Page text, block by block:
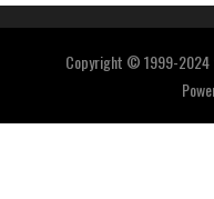
Copyright © 1999-2024